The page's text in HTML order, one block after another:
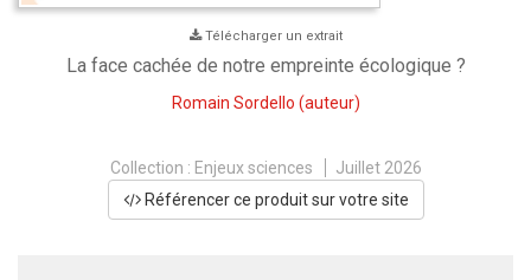
Télécharger un extrait
La face cachée de notre empreinte écologique ?
Romain Sordello (auteur)
Collection : Enjeux sciences
Juillet 2026
Référencer ce produit sur votre site